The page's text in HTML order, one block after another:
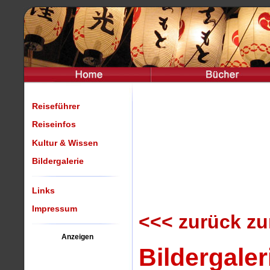
Reiseführer
Reiseinfos
Kultur & Wissen
Bildergalerie
Links
Impressum
Anzeigen
<<< zurück